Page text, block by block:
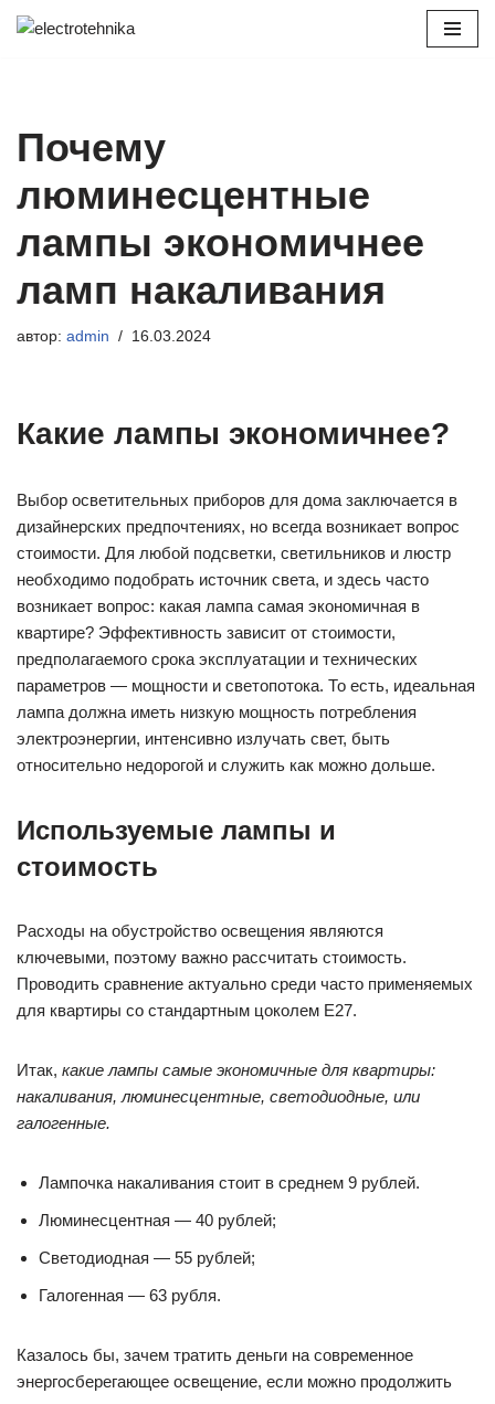
Почему
люминесцентные
лампы экономичнее
ламп накаливания
автор: admin 16.03.2024
Какие лампы экономичнее?
Выбор осветительных приборов для дома заключается в
дизайнерских предпочтениях, но всегда возникает вопрос
стоимости. Для любой подсветки, светильников и люстр
необходимо подобрать источник света, и здесь часто
возникает вопрос: какая лампа самая экономичная в
квартире? Эффективность зависит от стоимости,
предполагаемого срока эксплуатации и технических
параметров — мощности и светопотока. То есть, идеальная
лампа должна иметь низкую мощность потребления
электроэнергии, интенсивно излучать свет, быть
относительно недорогой и служить как можно дольше.
Используемые лампы и
стоимость
Расходы на обустройство освещения являются
ключевыми, поэтому важно рассчитать стоимость.
Проводить сравнение актуально среди часто применяемых
для квартиры со стандартным цоколем Е27.
Итак, какие лампы самые экономичные для квартиры:
накаливания, люминесцентные, светодиодные, или
галогенные.
Лампочка накаливания стоит в среднем 9 рублей.
Люминесцентная — 40 рублей;
Светодиодная — 55 рублей;
Галогенная — 63 рубля.
Казалось бы, зачем тратить деньги на современное
энергосберегающее освещение, если можно продолжить